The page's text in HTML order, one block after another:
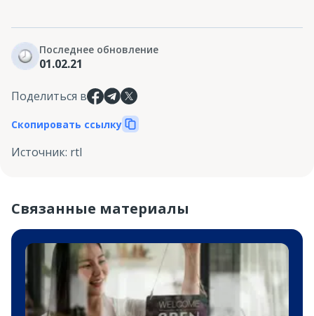
Последнее обновление
01.02.21
Поделиться в
Скопировать ссылку
Источник: rtl
Связанные материалы